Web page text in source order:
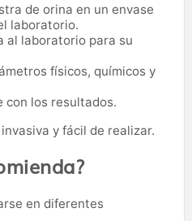
de orina en un envase
laboratorio.
al laboratorio para su
físicos, químicos y
con los resultados.
y fácil de realizar.
en diferentes